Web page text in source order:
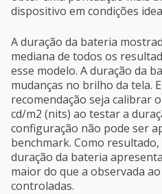
dispositivo em condições
A duração da bateria
mediana de todos os
esse modelo. A duração da
mudanças no brilho da tela.
recomendação seja calibrar
cd/m2 (nits) ao testar a
configuração não pode ser
benchmark. Como
duração da bateria
maior do que a observada
controladas.